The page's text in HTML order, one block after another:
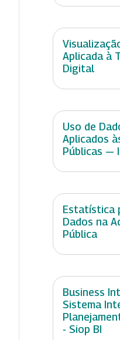
Aplicada à
Digital
Uso de
Aplicados
Públicas —
Estatística
Dados na
Pública
Business
Sistema
- Siop BI